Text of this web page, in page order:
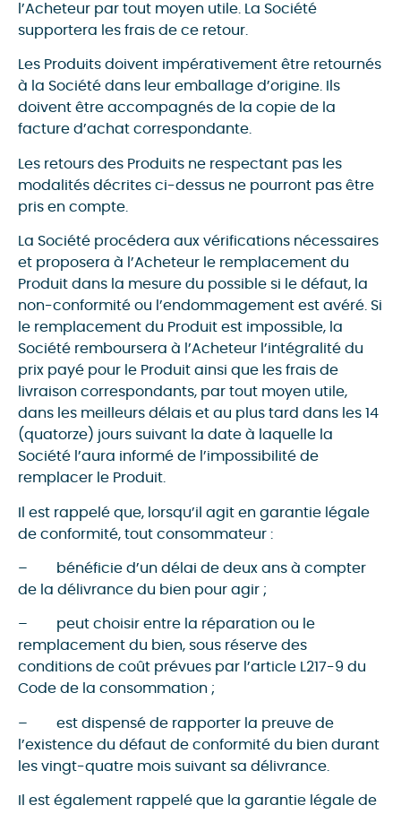
l’Acheteur par tout moyen utile. La Société
supportera les frais de ce retour.
Les Produits doivent impérativement être retournés
à la Société dans leur emballage d’origine. Ils
doivent être accompagnés de la copie de la
facture d’achat correspondante.
Les retours des Produits ne respectant pas les
modalités décrites ci-dessus ne pourront pas être
pris en compte.
La Société procédera aux vérifications nécessaires
et proposera à l’Acheteur le remplacement du
Produit dans la mesure du possible si le défaut, la
non-conformité ou l’endommagement est avéré. Si
le remplacement du Produit est impossible, la
Société remboursera à l’Acheteur l’intégralité du
prix payé pour le Produit ainsi que les frais de
livraison correspondants, par tout moyen utile,
dans les meilleurs délais et au plus tard dans les 14
(quatorze) jours suivant la date à laquelle la
Société l’aura informé de l’impossibilité de
remplacer le Produit.
Il est rappelé que, lorsqu’il agit en garantie légale
de conformité, tout consommateur :
– bénéficie d’un délai de deux ans à compter
de la délivrance du bien pour agir ;
– peut choisir entre la réparation ou le
remplacement du bien, sous réserve des
conditions de coût prévues par l’article L217-9 du
Code de la consommation ;
– est dispensé de rapporter la preuve de
l’existence du défaut de conformité du bien durant
les vingt-quatre mois suivant sa délivrance.
Il est également rappelé que la garantie légale de